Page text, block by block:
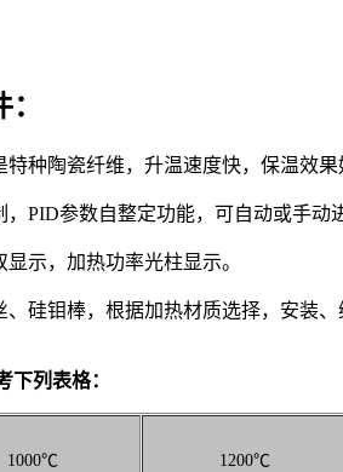
陶瓷纤维，升温速度快，保温效果
参数自整定功能，可自动或手动
示，加热功率光柱显示。
硅钼棒，根据加热材质选择，安装、
列表格：
1000℃ 1200℃